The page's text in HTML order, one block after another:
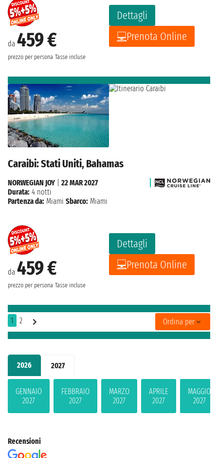
2026 2027
GENNAIO
2027
FEBBRAIO
2027
MARZO
2027
APRILE
2027
MAGGIO
2027
da 459 €
prezzo per persona Tasse incluse
Dettagli
Prenota Online
Caraibi: Stati Uniti, Bahamas
da 459 €
prezzo per persona Tasse incluse
Dettagli
Prenota Online
NORWEGIAN JOY
22 MAR 2027
Durata: 4 notti
Partenza da: Miami Sbarco: Miami
1 2 Ordina per
Recensioni